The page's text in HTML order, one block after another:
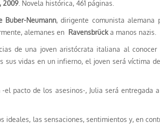
2009 . Novela histórica, 461 páginas.
Buber-Neumann, dirigente comunista alemana
alemanes en Ravensbrücka manos nazis.
de una joven aristócrata italiana al
sus vidas en un infierno, el joven será víctima de
-el pacto de los asesinos-, Julia será entregada
ideales, las sensaciones, sentimientos y, en